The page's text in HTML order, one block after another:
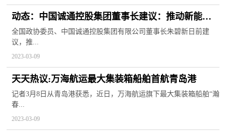
动态：中国诚通控股集团董事长建议：推动新能源
锂电池产业高质量发展
全国政协委员、中国诚通控股集团有限公司董事长朱碧新日前建
议，推...
2023-03-09
天天热议:万海航运最大集装箱船舶首航青岛港
记者3月8日从青岛港获悉，近日，万海航运旗下最大集装箱船舶“瀚
春...
2023-03-09